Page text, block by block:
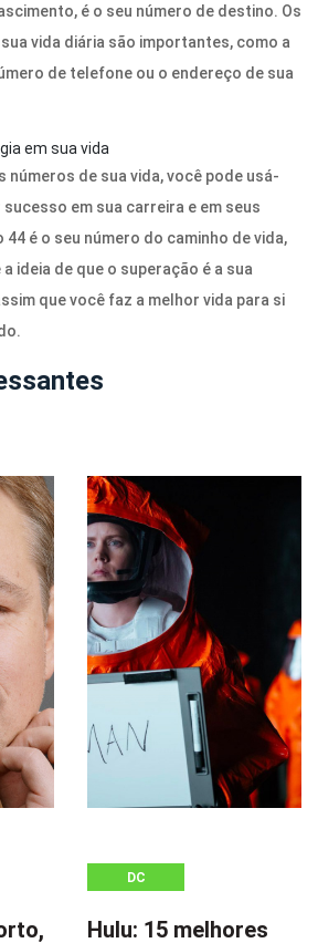
é o seu número de destino. Os
vida diária são importantes, como a
de telefone ou o endereço de sua
em sua vida
números de sua vida, você pode usá-
em sua carreira e em seus
é o seu número do caminho de vida,
ideia de que o superação é a sua
que você faz a melhor vida para si
DC
Hulu: 15 melhores